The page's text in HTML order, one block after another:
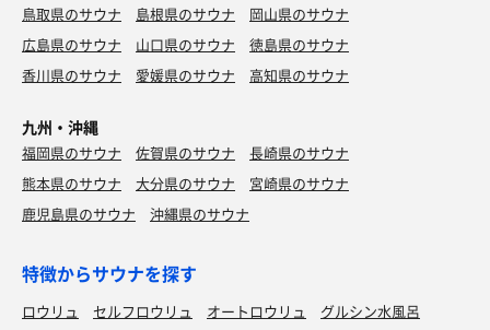
鳥取県のサウナ 島根県のサウナ
岡山県のサウナ
広島県のサウナ
山口県のサウナ
徳島県のサウナ
香川県のサウナ
愛媛県のサウナ 高知県のサウナ
九州・沖縄
福岡県のサウナ 佐賀県のサウナ
長崎県のサウナ
熊本県のサウナ
大分県のサウナ
宮崎県のサウナ
鹿児島県のサウナ
沖縄県のサウナ
特徴からサウナを探す
ロウリュ セルフロウリュ オートロウリュ
グルシン水風呂